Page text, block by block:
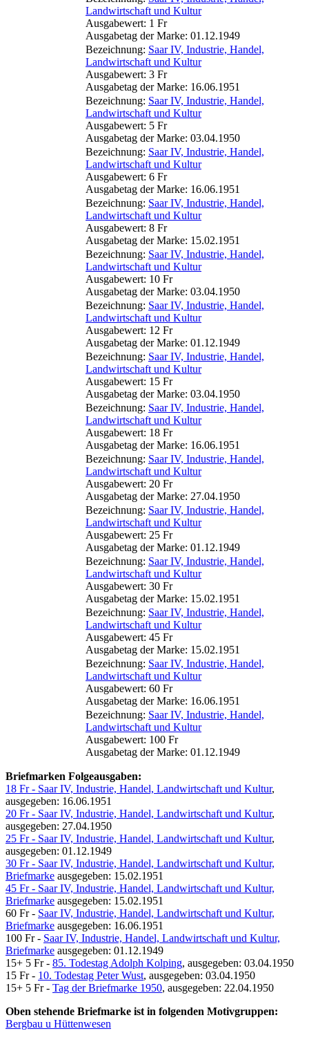
Landwirtschaft und Kultur
Ausgabewert: 1 Fr
Ausgabetag der Marke: 01.12.1949
Bezeichnung: Saar IV, Industrie, Handel,
Landwirtschaft und Kultur
Ausgabewert: 3 Fr
Ausgabetag der Marke: 16.06.1951
Bezeichnung: Saar IV, Industrie, Handel,
Landwirtschaft und Kultur
Ausgabewert: 5 Fr
Ausgabetag der Marke: 03.04.1950
Bezeichnung: Saar IV, Industrie, Handel,
Landwirtschaft und Kultur
Ausgabewert: 6 Fr
Ausgabetag der Marke: 16.06.1951
Bezeichnung: Saar IV, Industrie, Handel,
Landwirtschaft und Kultur
Ausgabewert: 8 Fr
Ausgabetag der Marke: 15.02.1951
Bezeichnung: Saar IV, Industrie, Handel,
Landwirtschaft und Kultur
Ausgabewert: 10 Fr
Ausgabetag der Marke: 03.04.1950
Bezeichnung: Saar IV, Industrie, Handel,
Landwirtschaft und Kultur
Ausgabewert: 12 Fr
Ausgabetag der Marke: 01.12.1949
Bezeichnung: Saar IV, Industrie, Handel,
Landwirtschaft und Kultur
Ausgabewert: 15 Fr
Ausgabetag der Marke: 03.04.1950
Bezeichnung: Saar IV, Industrie, Handel,
Landwirtschaft und Kultur
Ausgabewert: 18 Fr
Ausgabetag der Marke: 16.06.1951
Bezeichnung: Saar IV, Industrie, Handel,
Landwirtschaft und Kultur
Ausgabewert: 20 Fr
Ausgabetag der Marke: 27.04.1950
Bezeichnung: Saar IV, Industrie, Handel,
Landwirtschaft und Kultur
Ausgabewert: 25 Fr
Ausgabetag der Marke: 01.12.1949
Bezeichnung: Saar IV, Industrie, Handel,
Landwirtschaft und Kultur
Ausgabewert: 30 Fr
Ausgabetag der Marke: 15.02.1951
Bezeichnung: Saar IV, Industrie, Handel,
Landwirtschaft und Kultur
Ausgabewert: 45 Fr
Ausgabetag der Marke: 15.02.1951
Bezeichnung: Saar IV, Industrie, Handel,
Landwirtschaft und Kultur
Ausgabewert: 60 Fr
Ausgabetag der Marke: 16.06.1951
Bezeichnung: Saar IV, Industrie, Handel,
Landwirtschaft und Kultur
Ausgabewert: 100 Fr
Ausgabetag der Marke: 01.12.1949
Briefmarken Folgeausgaben:
18 Fr - Saar IV, Industrie, Handel, Landwirtschaft und Kultur,
ausgegeben: 16.06.1951
20 Fr - Saar IV, Industrie, Handel, Landwirtschaft und Kultur,
ausgegeben: 27.04.1950
25 Fr - Saar IV, Industrie, Handel, Landwirtschaft und Kultur,
ausgegeben: 01.12.1949
30 Fr - Saar IV, Industrie, Handel, Landwirtschaft und Kultur,
Briefmarke ausgegeben: 15.02.1951
45 Fr - Saar IV, Industrie, Handel, Landwirtschaft und Kultur,
Briefmarke ausgegeben: 15.02.1951
60 Fr - Saar IV, Industrie, Handel, Landwirtschaft und Kultur,
Briefmarke ausgegeben: 16.06.1951
100 Fr - Saar IV, Industrie, Handel, Landwirtschaft und Kultur,
Briefmarke ausgegeben: 01.12.1949
15+ 5 Fr - 85. Todestag Adolph Kolping, ausgegeben: 03.04.1950
15 Fr - 10. Todestag Peter Wust, ausgegeben: 03.04.1950
15+ 5 Fr - Tag der Briefmarke 1950, ausgegeben: 22.04.1950
Oben stehende Briefmarke ist in folgenden Motivgruppen:
Bergbau u Hüttenwesen